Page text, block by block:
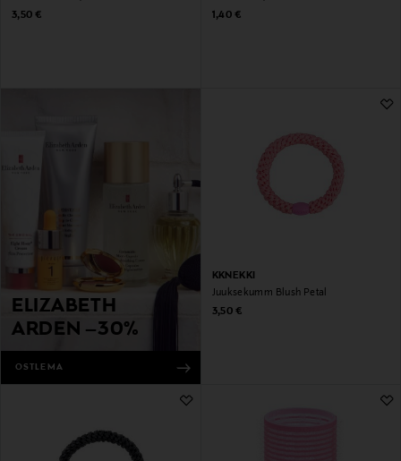
Original Price
3,50 €
Original Price
1,40 €
ELIZABETH
ARDEN –30%
OSTLEMA
KKNEKKI
Juuksekumm Blush Petal
Original Price
3,50 €